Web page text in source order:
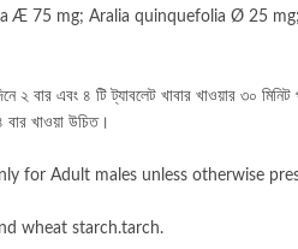
Æ 75 mg; Aralia quinquefolia Ø 25
২ বার এবং ৪ টি ট্যাবলেট খাবার খাওয়ার ৩০
বার খাওয়া উচিত।
for Adult males unless otherwise
wheat starch.tarch.